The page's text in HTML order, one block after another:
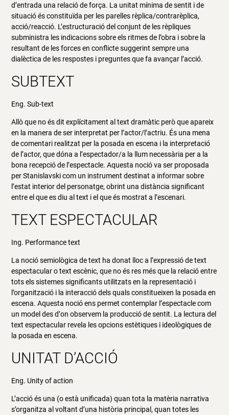
d’entrada una relació de força. La unitat mínima de sentit i de
situació és constituïda per les parelles rèplica/contrarèplica,
acció/reacció. L’estructuració del conjunt de les rèpliques
subministra les indicacions sobre els ritmes de l’obra i sobre la
resultant de les forces en conflicte suggerint sempre una
dialèctica de les respostes i preguntes que fa avançar l’acció.
SUBTEXT
Eng. Sub-text
Allò que no és dit explícitament al text dramàtic però que apareix
en la manera de ser interpretat per l’actor/l’actriu. És una mena
de comentari realitzat per la posada en escena i la interpretació
de l’actor, que dóna a l’espectador/a la llum necessària per a la
bona recepció de l’espectacle. Aquesta noció va ser proposada
per Stanislavski com un instrument destinat a informar sobre
l’estat interior del personatge, obrint una distància significant
entre el que es diu al text i el que és mostrat a l’escenari.
TEXT ESPECTACULAR
Ing. Performance text
La noció semiològica de text ha donat lloc a l’expressió de text
espectacular o text escènic, que no és res més que la relació entre
tots els sistemes significants utilitzats en la representació i
l’organització i la interacció dels quals constitueixen la posada en
escena. Aquesta noció ens permet contemplar lʼespectacle com
un model des dʼon observem la producció de sentit. La lectura del
text espectacular revela les opcions estètiques i ideològiques de
la posada en escena.
UNITAT D’ACCIÓ
Eng. Unity of action
L’acció és una (o està unificada) quan tota la matèria narrativa
s’organitza al voltant d’una història principal, quan totes les